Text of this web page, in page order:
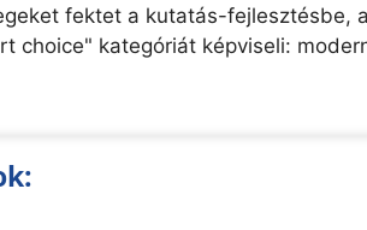
fektet a kutatás-fejlesztésbe,
choice" kategóriát képviseli: